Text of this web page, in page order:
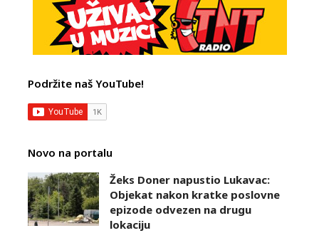
Podržite naš YouTube!
Novo na portalu
Žeks Doner napustio Lukavac:
Objekat nakon kratke poslovne
epizode odvezen na drugu
lokaciju